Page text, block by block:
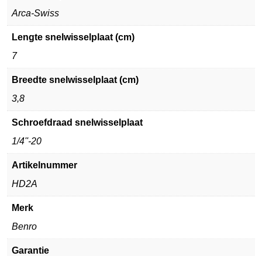
Arca-Swiss
Lengte snelwisselplaat (cm)
7
Breedte snelwisselplaat (cm)
3,8
Schroefdraad snelwisselplaat
1/4''-20
Artikelnummer
HD2A
Merk
Benro
Garantie